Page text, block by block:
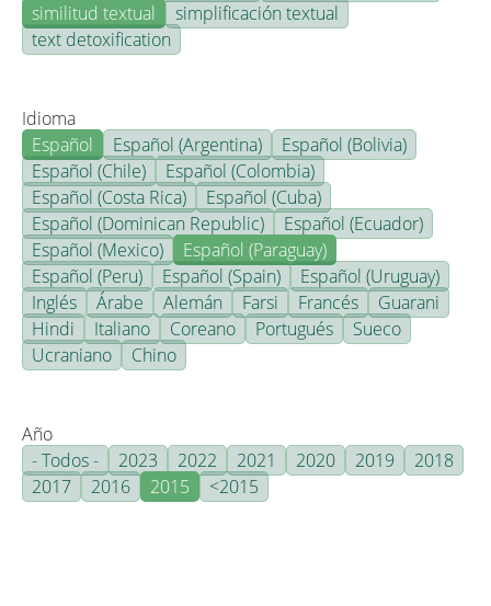
similitud textual
simplificación textual
text detoxification
Idioma
Español
Español (Argentina)
Español (Bolivia)
Español (Chile)
Español (Colombia)
Español (Costa Rica)
Español (Cuba)
Español (Dominican Republic)
Español (Ecuador)
Español (Mexico)
Español (Paraguay)
Español (Peru)
Español (Spain)
Español (Uruguay)
Inglés
Árabe Alemán Farsi Francés
Guarani
Hindi
Italiano Coreano Portugués
Sueco
Ucraniano
Chino
Año
- Todos -
2023 2022 2021 2020 2019
2018
2017
2016 2015 <2015